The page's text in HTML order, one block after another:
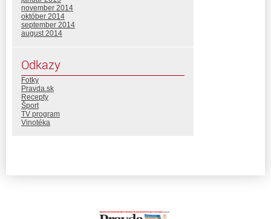
november 2014
október 2014
september 2014
august 2014
Odkazy
Fotky
Pravda.sk
Recepty
Šport
TV program
Vinotéka